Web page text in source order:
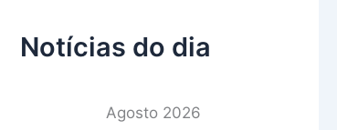
Notícias do dia
Agosto 2026